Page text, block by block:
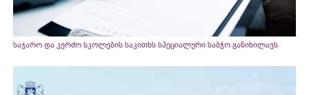
საჯარო და კერძო სკოლების საკითხს სპეციალური საბჭო განიხილავს